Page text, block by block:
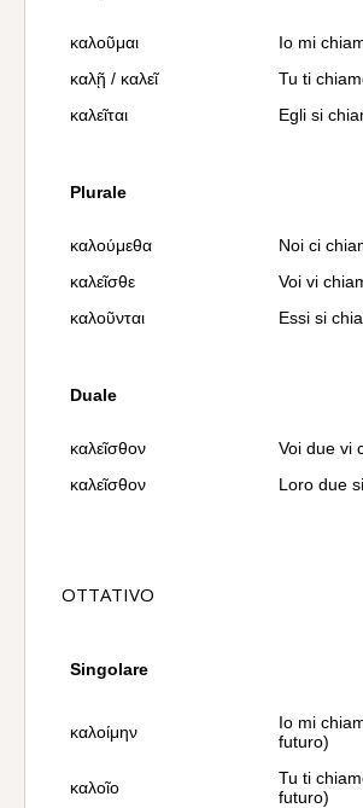
καλοῦμαι
Io mi
καλῇ / καλεῖ
Tu ti
καλεῖται
Egli si
Plurale
καλούμεθα
Noi ci
καλεῖσθε
Voi vi
καλοῦνται
Essi si
Duale
καλεῖσθον
Voi due vi
καλεῖσθον
Loro due
OTTATIVO
Singolare
καλοίμην
Io mi
futuro)
καλοῖο
Tu ti
futuro)